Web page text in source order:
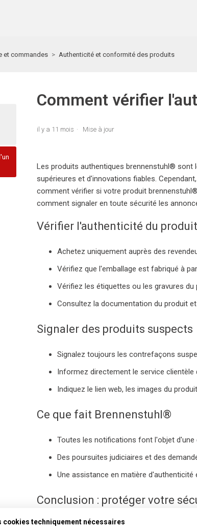
et commandes Authenticité et conformité des produits
Comment vérifier
il y a 11 mois Mise à jour
Les produits authentiques brennenstuhl® sont
supérieures et d'innovations fiables.
comment vérifier si votre produit
comment signaler en toute sécurité les
Vérifier l'authenticité du produit
Achetez uniquement auprès des
Vérifiez que l'emballage est fabriqué à
Vérifiez les étiquettes ou les gravures
Consultez la documentation du produit
Signaler des produits suspects
Signalez toujours les contrefaçons
Informez directement le service
Indiquez le lien web, les images du
Ce que fait Brennenstuhl®
Toutes les notifications font l'objet
Des poursuites judiciaires et des
Une assistance en matière
Conclusion : protéger votre
Avec brennenstuhl®, vous bénéficiez d'une
cookies techniquement nécessaires